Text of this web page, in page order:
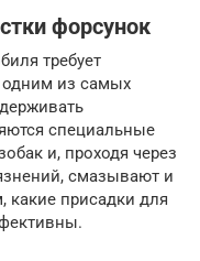
форсунок
требует
одним из самых
специальные
и, проходя через
смазывают и
присадки для